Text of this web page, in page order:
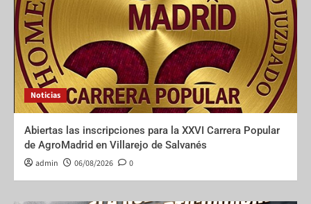
Noticias
Abiertas las inscripciones para la XXVI Carrera Popular
de AgroMadrid en Villarejo de Salvanés
admin 06/08/2026 0